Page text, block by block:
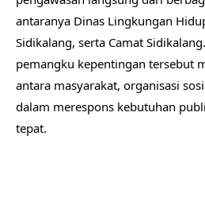
antaranya Dinas Lingkungan
Sidikalang, serta Camat
pemangku kepentingan tersebut
antara masyarakat, organisasi
dalam merespons kebutuhan
tepat.